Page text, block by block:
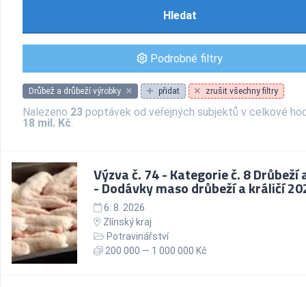
Hledat
Podrobné filtry
Drůbež a drůbeží výrobky přidat zrušit všechny filtry
Nalezeno 23 poptávek od veřejných subjektů v celkové
18 mil. Kč.
Výzva č. 74 - Kategorie č. 8 Drůbeží
- Dodávky maso drůbeží a králičí
6. 8. 2026
Zlínský kraj
Potravinářství
200 000 — 1 000 000 Kč